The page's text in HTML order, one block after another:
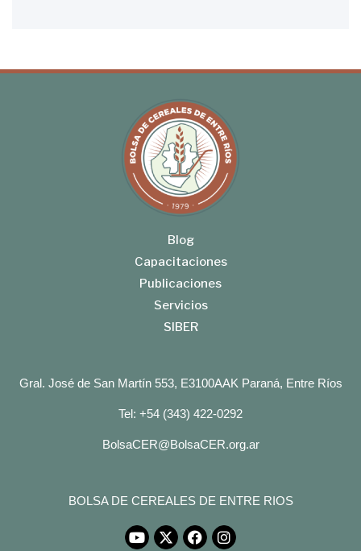
Blog
Capacitaciones
Publicaciones
Servicios
SIBER
Gral. José de San Martín 553, E3100AAK Paraná, Entre Ríos
Tel: +54 (343) 422-0292
BolsaCER@BolsaCER.org.ar
BOLSA DE CEREALES DE ENTRE RIOS